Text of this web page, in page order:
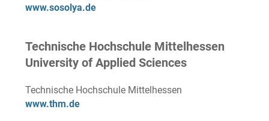
www.sosolya.de
Technische Hochschule Mittelhessen
University of Applied Sciences
Technische Hochschule Mittelhessen
www.thm.de